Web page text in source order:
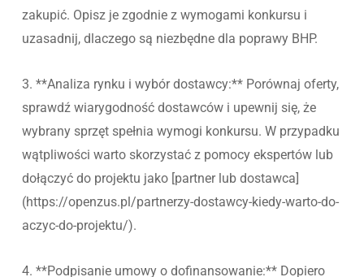
zakupić. Opisz je zgodnie z wymogami konkursu i
uzasadnij, dlaczego są niezbędne dla poprawy BHP.
3. **Analiza rynku i wybór dostawcy:** Porównaj oferty,
sprawdź wiarygodność dostawców i upewnij się, że
wybrany sprzęt spełnia wymogi konkursu. W przypadku
wątpliwości warto skorzystać z pomocy ekspertów lub
dołączyć do projektu jako [partner lub dostawca]
(https://openzus.pl/partnerzy-dostawcy-kiedy-warto-do-
aczyc-do-projektu/).
4. **Podpisanie umowy o dofinansowanie:** Dopiero